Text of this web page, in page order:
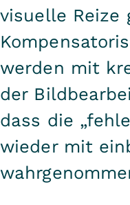
visuelle Reize
werden mit
der
dass die
wieder mit